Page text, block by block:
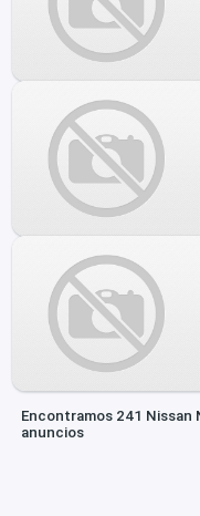
Encontramos 241 Nissan
anuncios